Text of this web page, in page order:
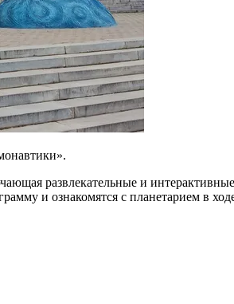
развлекательные и
и ознакомятся с планетарием в